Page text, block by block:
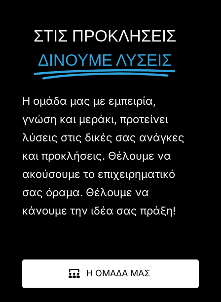
ΣΤΙΣ ΠΡΟΚΛΗΣΕΙΣ
ΔΙΝΟΥΜΕ ΛΥΣΕΙΣ
Η ομάδα μας με εμπειρία,
γνώση και μεράκι, προτείνει
λύσεις στις δικές σας ανάγκες
και προκλήσεις. Θέλουμε να
ακούσουμε το επιχειρηματικό
σας όραμα. Θέλουμε να
κάνουμε την ιδέα σας πράξη!
Η ΟΜΑΔΑ ΜΑΣ